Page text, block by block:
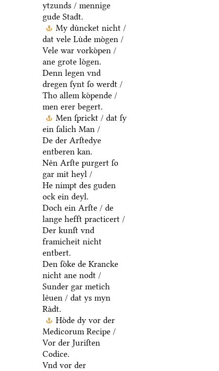
ytzunds / mennige
gude Stadt.
My duͤncket nicht /
dat vele Luͤde moͤgen /
Vele war vorkoͤpen /
ane grote loͤgen.
Denn legen vnd
dregen ſynt ſo werdt /
Tho allem koͤpende /
men erer begert.
Men ſprickt / dat ſy
ein ſalich Man /
De der Arſtedye
entberen kan.
Neͤn Arſte purgert ſo
gar mit heyl /
He nimpt des guden
ock ein deyl.
Doch ein Arſte / de
lange hefft practicert /
Der kunſt vnd
framicheit nicht
entbert.
Den ſoͤke de Krancke
nicht ane nodt /
Sunder gar metich
leͤuen / dat ys myn
Raͤdt.
Hoͤde dy vor der
Medicorum Recipe /
Vor der Juriſten
Codice.
Vnd vor der